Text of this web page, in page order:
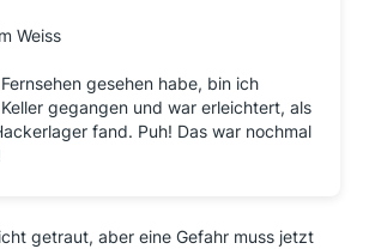
Weiss
gesehen habe, bin ich
gegangen und war erleichtert, als
fand. Puh! Das war nochmal
getraut, aber eine Gefahr muss jetzt